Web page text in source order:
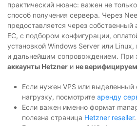
практический нюанс: важен не
способ получения сервера. Через
предоставляется через собственный
ЕС, с подбором конфигурации,
установкой Windows Server или Linux,
и дальнейшим сопровождением. При
аккаунты Hetzner и не
Если нужен VPS или
нагрузку, посмотрите аренду
Если важен именно формат
полезна страница Hetzner reseller.